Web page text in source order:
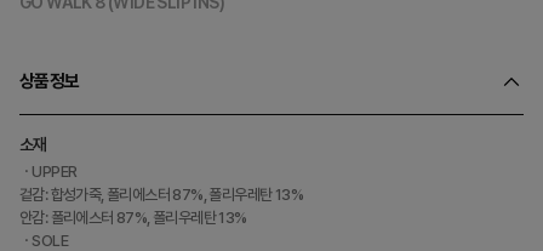
상품정보
소재
ㆍUPPER
겉감: 합성가죽, 폴리에스터 87%, 폴리우레탄 13%
안감: 폴리에스터 87%, 폴리우레탄 13%
ㆍSOLE